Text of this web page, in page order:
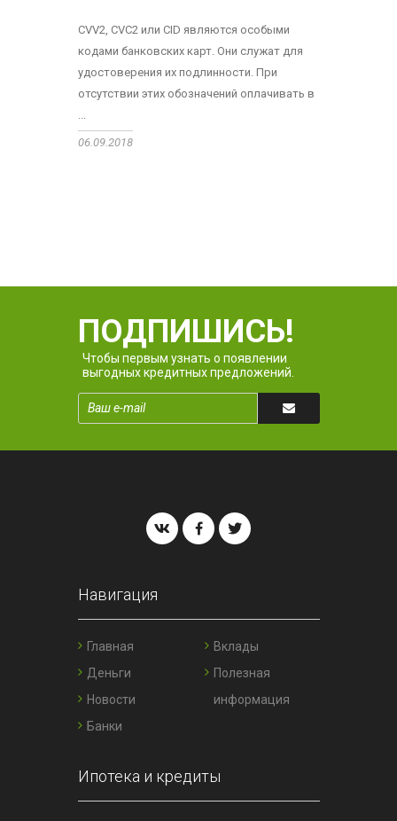
CVV2, CVC2 или CID являются особыми
кодами банковских карт. Они служат для
удостоверения их подлинности. При
отсутствии этих обозначений оплачивать в
06.09.2018
ПОДПИШИСЬ!
Чтобы первым узнать о появлении
выгодных кредитных предложений.
Навигация
Главная
Деньги
Новости
Банки
Вклады
Полезная
информация
Ипотека и кредиты